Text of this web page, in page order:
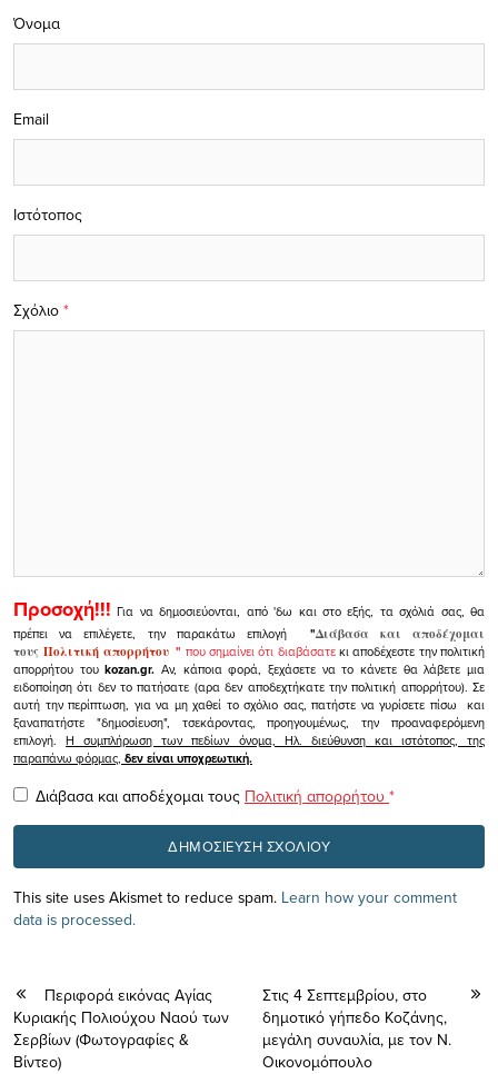
Σχόλιο *
Όνομα
Email
Ιστότοπος
Προσοχή!!! Για να δημοσιεύονται, από 'δω και στο εξής, τα σχόλιά σας, θα
πρέπει να επιλέγετε, την παρακάτω επιλογή
"Διάβασα και αποδέχομαι
τουςΠολιτική απορρήτου" που σημαίνει ότι διαβάσατεκι αποδέχεστε την πολιτική
απορρήτου τουkozan.gr. Αν, κάποια φορά, ξεχάσετε να το κάνετε θα λάβετε μια
ειδοποίηση ότι δεν το πατήσατε (αρα δεν αποδεχτήκατε την πολιτική απορρήτου). Σε
αυτή την περίπτωση, για να μη χαθεί το σχόλιο σας, πατήστε να γυρίσετε πίσω και
ξαναπατήστε "δημοσίευση", τσεκάροντας, προηγουμένως, την προαναφερόμενη
επιλογή.Η συμπλήρωση των πεδίων όνομα, Ηλ. διεύθυνση και ιστότοπος, της
παραπάνω φόρμας, δεν είναι υποχρεωτική.
Διάβασα και αποδέχομαι τους Πολιτική απορρήτου *
This site uses Akismet to reduce spam. Learn how your comment
data is processed.
Περιφορά εικόνας Αγίας
Κυριακής Πολιούχου Ναού των
Σερβίων (Φωτογραφίες &
Bίντεο)
Στις 4 Σεπτεμβρίου, στο
δημοτικό γήπεδο Κοζάνης,
μεγάλη συναυλία, με τον Ν.
Οικονομόπουλο